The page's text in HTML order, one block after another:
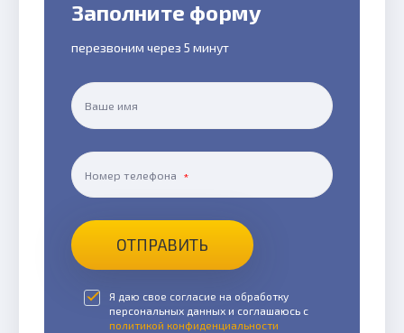
Заполните форму
перезвоним через 5 минут
Ваше имя
Номер телефона
ОТПРАВИТЬ
Я даю свое согласие на обработку
персональных данных и соглашаюсь с
политикой конфиденциальности